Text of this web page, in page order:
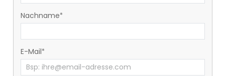
Nachname
E-Mail